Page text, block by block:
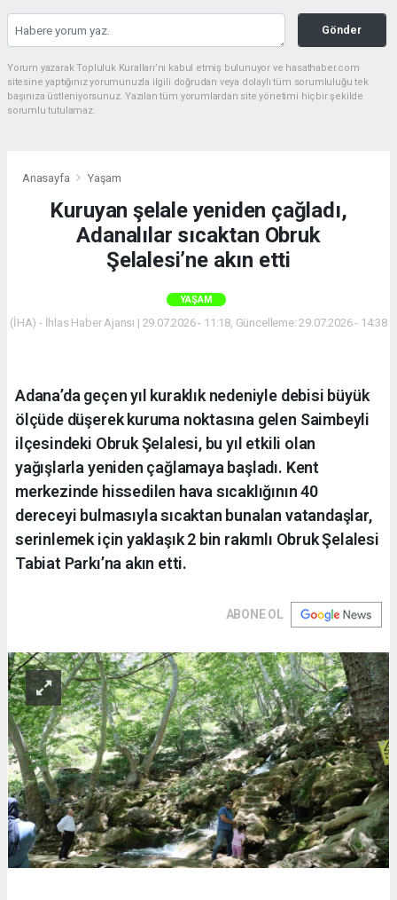
Gönder
Yorum yazarak Topluluk Kuralları’nı kabul etmiş bulunuyor ve hasathaber.com
sitesine yaptığınız yorumunuzla ilgili doğrudan veya dolaylı tüm sorumluluğu tek
başınıza üstleniyorsunuz. Yazılan tüm yorumlardan site yönetimi hiçbir şekilde
sorumlu tutulamaz.
Anasayfa Yaşam
Kuruyan şelale yeniden çağladı,
Adanalılar sıcaktan Obruk
Şelalesi’ne akın etti
YAŞAM
(İHA) - İhlas Haber Ajansı | 29.07.2026 - 11:18, Güncelleme: 29.07.2026 - 14:38
Adana’da geçen yıl kuraklık nedeniyle debisi büyük
ölçüde düşerek kuruma noktasına gelen Saimbeyli
ilçesindeki Obruk Şelalesi, bu yıl etkili olan
yağışlarla yeniden çağlamaya başladı. Kent
merkezinde hissedilen hava sıcaklığının 40
dereceyi bulmasıyla sıcaktan bunalan vatandaşlar,
serinlemek için yaklaşık 2 bin rakımlı Obruk Şelalesi
Tabiat Parkı’na akın etti.
ABONE OL